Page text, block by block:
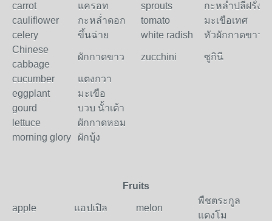
carrot แครอท sprouts
กะหลํ่าปลีฝรั่ง
cauliflower
กะหลํ่าดอก tomato
มะเขือเทศ
celery
ขึ้นฉ่าย white radish
หัวผักกาดขาว
Chinese
cabbage
ผักกาดขาว zucchini ซูกินี
cucumber
แตงกวา
eggplant
มะเขือ
gourd
บวบ นั้าเต้า
lettuce
ผักกาดหอม
morning glory
ผักบุ้ง
Fruits
apple แอปเปิล melon
พืชตระกูล
แตงโม